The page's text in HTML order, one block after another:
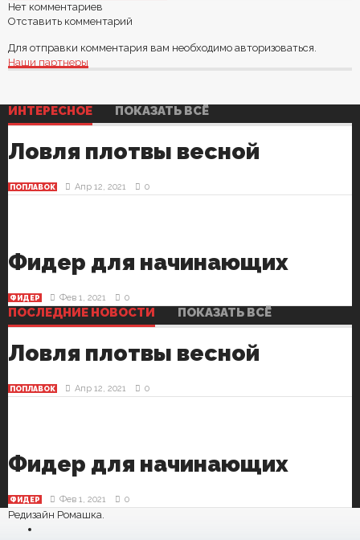
Нет комментариев
Отставить комментарий
Для отправки комментария вам необходимо авторизоваться.
Наши партнеры
ИНТЕРЕСНОЕ ПОКАЗАТЬ ВСЁ
Ловля плотвы весной
ПОПЛАВОК Апр 12, 2021 0
Фидер для начинающих
ФИДЕР Фев 1, 2021 0
ПОСЛЕДНИЕ НОВОСТИ ПОКАЗАТЬ ВСЁ
Ловля плотвы весной
ПОПЛАВОК Апр 12, 2021 0
Фидер для начинающих
ФИДЕР Фев 1, 2021 0
Редизайн Ромашка.